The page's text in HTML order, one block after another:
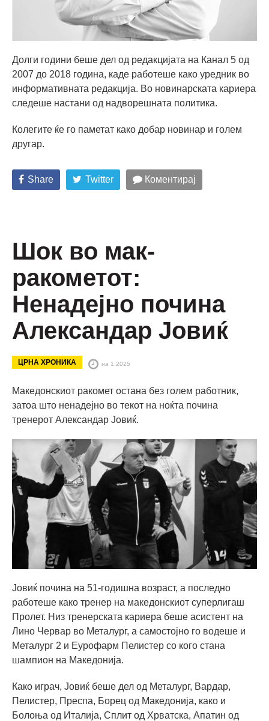
Долги години беше дел од редакцијата на Канал 5 од
2007 до 2018 година, каде работеше како уредник во
информативната редакција. Во новинарската кариера
следеше настани од надворешната политика.
Колегите ќе го паметат како добар новинар и голем
другар.
Share Twitter Коментирај
Шок во мак-
ракометот:
Ненадејно почина
Александар Јовиќ
ЦРНА ХРОНИКА на 1.2025
Македонскиот ракомет остана без голем работник,
затоа што ненадејно во текот на ноќта почина
тренерот Александар Јовиќ.
Јовиќ почина на 51-годишна возраст, а последно
работеше како тренер на македонскиот суперлигаш
Пролет. Низ тренерската кариера беше асистент на
Лино Червар во Металург, а самостојно го водеше и
Металург 2 и Еурофарм Пелистер со кого стана
шампион на Македонија.
Како играч, Јовиќ беше дел од Металург, Вардар,
Пелистер, Преспа, Борец од Македонија, како и
Болоња од Италија, Сплит од Хрватска, Апатин од